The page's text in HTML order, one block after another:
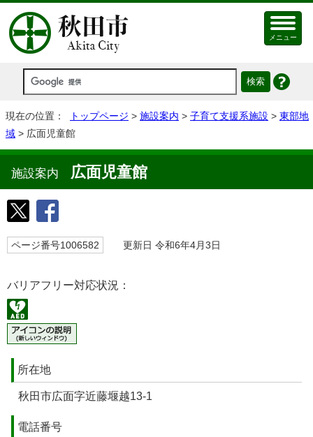
メニュー
現在の位置： トップページ > 施設案内 > 子育て支援系施設 > 東部地
域 > 広面児童館
施設案内 広面児童館
ページ番号1006582 更新日 令和6年4月3日
バリアフリー対応状況：
所在地
秋田市広面字近藤堰越13-1
電話番号